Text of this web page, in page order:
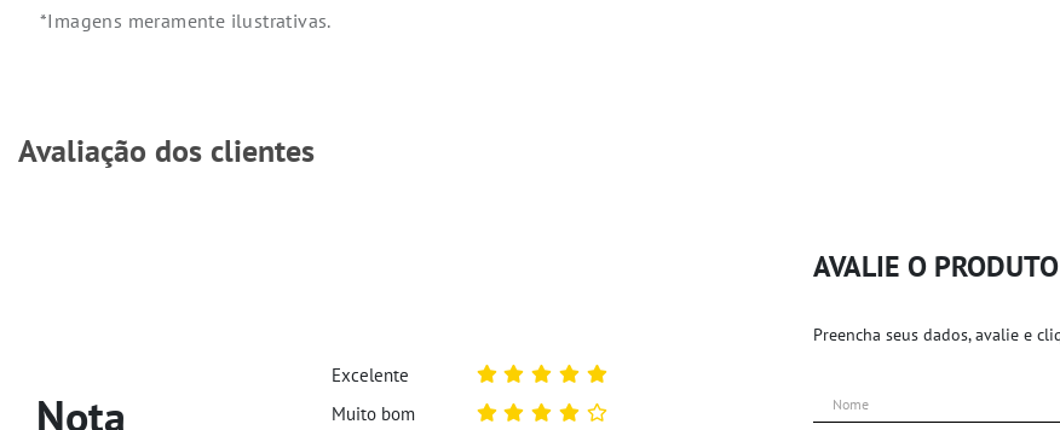
*Imagens meramente ilustrativas.
Avaliação dos clientes
AVALIE O
Preencha seus dados, avalie e
Nota
Excelente
Muito bom